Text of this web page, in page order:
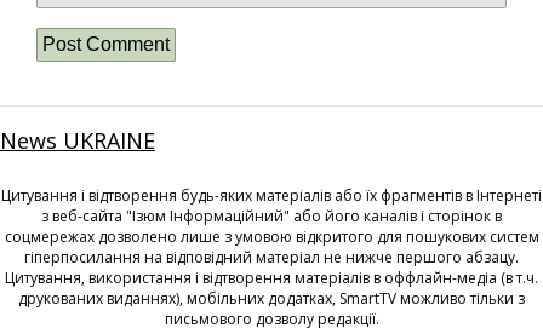
News UKRAINE
Цитування і відтворення будь-яких матеріалів або їх фрагментів в Інтернеті
з веб-сайта "Ізюм Інформаційний" або його каналів і сторінок в
соцмережах дозволено лише з умовою відкритого для пошукових систем
гіперпосилання на відповідний матеріал не нижче першого абзацу.
Цитування, використання і відтворення матеріалів в оффлайн-медіа (в т.ч.
друкованих виданнях), мобільних додатках, SmartTV можливо тільки з
письмового дозволу редакції.